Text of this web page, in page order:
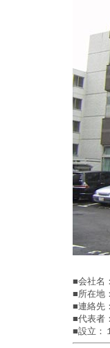
■会社名
■所在地
■連絡先
■代表者
■設立：